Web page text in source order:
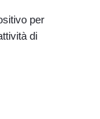
per
di